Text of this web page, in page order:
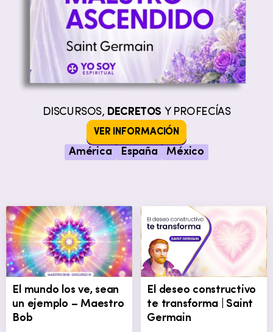
DISCURSOS, DECRETOS Y PROFECÍAS
VER INFORMACIÓN
América España México
El mundo los ve, sean
un ejemplo – Maestro
Bob
El deseo constructivo
te transforma | Saint
Germain